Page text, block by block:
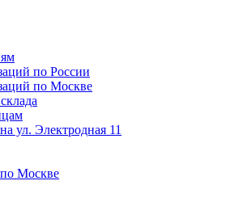
по России
по Москве
ул. Электродная 11
по Москве